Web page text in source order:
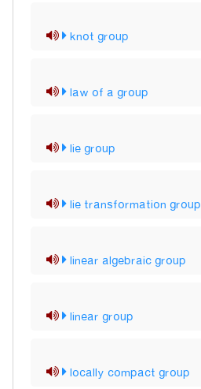
knot group
law of a group
lie group
lie transformation group
linear algebraic group
linear group
locally compact group